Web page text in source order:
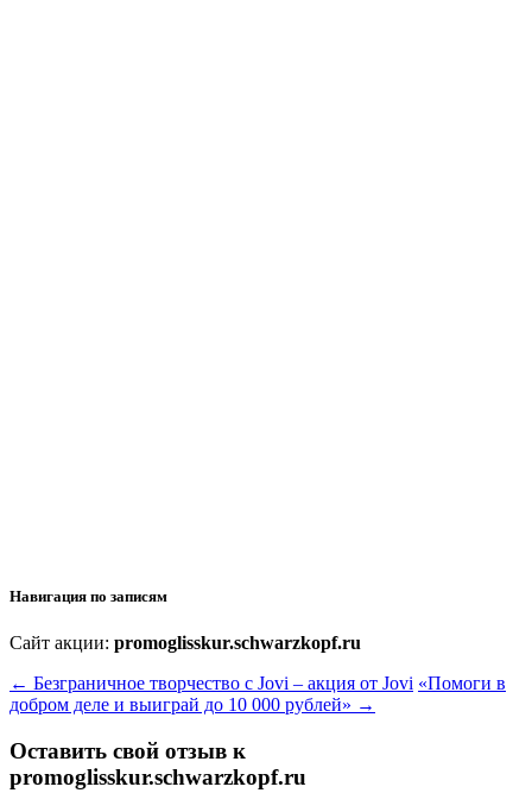
Навигация по записям
Сайт акции: promoglisskur.schwarzkopf.ru
← Безграничное творчество с Jovi – акция от Jovi «Помоги в
добром деле и выиграй до 10 000 рублей» →
Оставить свой отзыв к
promoglisskur.schwarzkopf.ru